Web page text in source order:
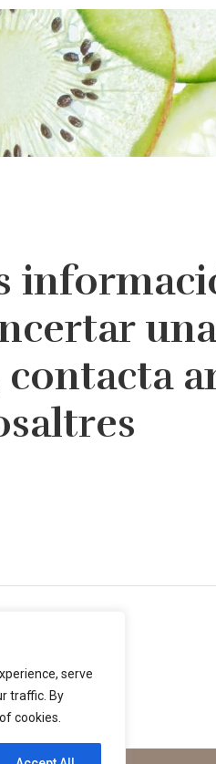
serve
traffic. By
cookies.
134, 1r 1ª